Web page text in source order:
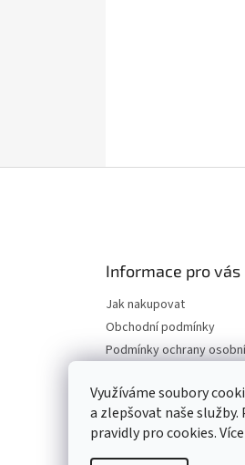
Využíváme soubory
a zlepšovat naše
pravidly pro cookies.
Informace pro vás
Jak nakupovat
Obchodní podmínky
Podmínky ochrany
Odstoupení od smlouvy
Moje objednávka